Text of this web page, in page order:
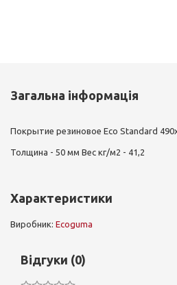
Загальна інформація
Покрытие резиновое Eco Standard
Толщина - 50 мм Вес кг/м2 - 41,2
Характеристики
Виробник: Ecoguma
Відгуки (0)